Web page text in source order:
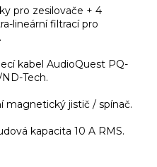
pro zesilovače + 4
lineární filtrací pro
kabel AudioQuest PQ-
Tech.
magnetický jistič / spínač.
kapacita 10 A RMS.